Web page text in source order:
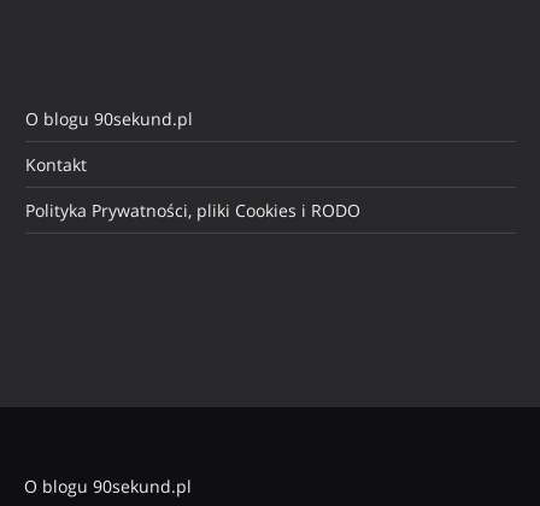
O blogu 90sekund.pl
Kontakt
Polityka Prywatności, pliki Cookies i RODO
O blogu 90sekund.pl